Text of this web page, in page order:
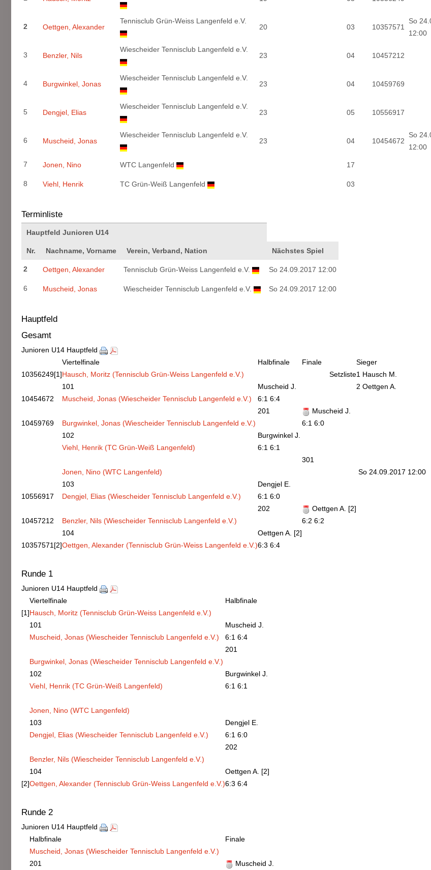
2 Oettgen, Alexander
Tennisclub Grün-Weiss Langenfeld e.V.
20 03 10357571
So
12:00
3 Benzler, Nils
Wiescheider Tennisclub Langenfeld e.V.
23 04 10457212
4 Burgwinkel, Jonas
Wiescheider Tennisclub Langenfeld e.V.
23 04 10459769
5 Dengjel, Elias
Wiescheider Tennisclub Langenfeld e.V.
23 05 10556917
6 Muscheid, Jonas
Wiescheider Tennisclub Langenfeld e.V.
23 04 10454672
So
12:00
7 Jonen, Nino WTC Langenfeld 17
8 Viehl, Henrik TC Grün-Weiß Langenfeld 03
Terminliste
Hauptfeld Junioren U14
Nr. Nachname, Vorname Verein, Verband, Nation Nächstes Spiel
2 Oettgen, Alexander Tennisclub Grün-Weiss Langenfeld e.V. So 24.09.2017 12:00
6 Muscheid, Jonas Wiescheider Tennisclub Langenfeld e.V. So 24.09.2017 12:00
Hauptfeld
Gesamt
Junioren U14 Hauptfeld
Viertelfinale
Halbfinale Finale
Sieger
10356249[1]Hausch, Moritz (Tennisclub Grün-Weiss Langenfeld e.V.) Setzliste1 Hausch M.
101
Muscheid J.
2 Oettgen A.
10454672
Muscheid, Jonas (Wiescheider Tennisclub Langenfeld e.V.)
6:1 6:4
201
Muscheid J.
10459769
Burgwinkel, Jonas (Wiescheider Tennisclub Langenfeld e.V.)
6:1 6:0
102
Burgwinkel J.
Viehl, Henrik (TC Grün-Weiß Langenfeld)
6:1 6:1
301
Jonen, Nino (WTC Langenfeld)
So 24.09.2017 12:00
103
Dengjel E.
10556917
Dengjel, Elias (Wiescheider Tennisclub Langenfeld e.V.)
6:1 6:0
202
Oettgen A. [2]
10457212
Benzler, Nils (Wiescheider Tennisclub Langenfeld e.V.)
6:2 6:2
104
Oettgen A. [2]
10357571[2]Oettgen, Alexander (Tennisclub Grün-Weiss Langenfeld e.V.)6:3 6:4
Runde 1
Junioren U14 Hauptfeld
Viertelfinale
Halbfinale
[1]Hausch, Moritz (Tennisclub Grün-Weiss Langenfeld e.V.)
101
Muscheid J.
Muscheid, Jonas (Wiescheider Tennisclub Langenfeld e.V.)
6:1 6:4
201
Burgwinkel, Jonas (Wiescheider Tennisclub Langenfeld e.V.)
102
Burgwinkel J.
Viehl, Henrik (TC Grün-Weiß Langenfeld)
6:1 6:1
Jonen, Nino (WTC Langenfeld)
103
Dengjel E.
Dengjel, Elias (Wiescheider Tennisclub Langenfeld e.V.)
6:1 6:0
202
Benzler, Nils (Wiescheider Tennisclub Langenfeld e.V.)
104
Oettgen A. [2]
[2]Oettgen, Alexander (Tennisclub Grün-Weiss Langenfeld e.V.)6:3 6:4
Runde 2
Junioren U14 Hauptfeld
Halbfinale
Finale
Muscheid, Jonas (Wiescheider Tennisclub Langenfeld e.V.)
201
Muscheid J.